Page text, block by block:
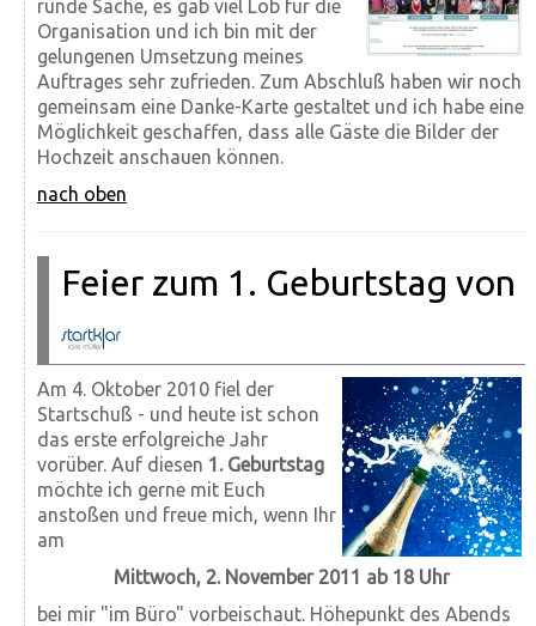
runde Sache, es gab viel Lob für die
Organisation und ich bin mit der
gelungenen Umsetzung meines
Auftrages sehr zufrieden. Zum Abschluß haben wir noch
gemeinsam eine Danke-Karte gestaltet und ich habe eine
Möglichkeit geschaffen, dass alle Gäste die Bilder der
Hochzeit anschauen können.
nach oben
Feier zum 1. Geburtstag von
Am 4. Oktober 2010 fiel der
Startschuß - und heute ist schon
das erste erfolgreiche Jahr
vorüber. Auf diesen 1. Geburtstag
möchte ich gerne mit Euch
anstoßen und freue mich, wenn Ihr
am
Mittwoch, 2. November 2011 ab 18 Uhr
bei mir "im Büro" vorbeischaut. Höhepunkt des Abends